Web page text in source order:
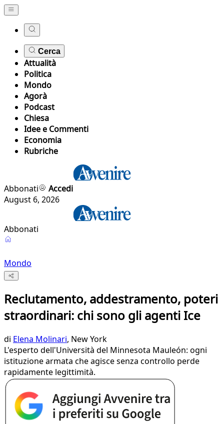
Cerca
Attualità
Politica
Mondo
Agorà
Podcast
Chiesa
Idee e Commenti
Economia
Rubriche
Abbonati
Accedi
August 6, 2026
Abbonati
Mondo
Reclutamento, addestramento, poteri
straordinari: chi sono gli agenti Ice
di Elena Molinari, New York
L'esperto dell'Università del Minnesota Mauleón: ogni
istituzione armata che agisce senza controllo perde
rapidamente legittimità.